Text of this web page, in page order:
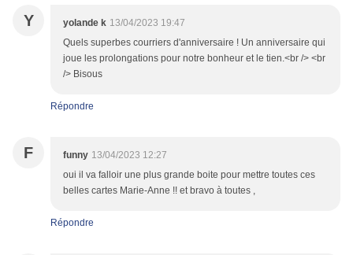
Y yolande k 13/04/2023 19:47
Quels superbes courriers d'anniversaire ! Un anniversaire qui
joue les prolongations pour notre bonheur et le tien.<br /> <br
/> Bisous
Répondre
F funny 13/04/2023 12:27
oui il va falloir une plus grande boite pour mettre toutes ces
belles cartes Marie-Anne !! et bravo à toutes ,
Répondre